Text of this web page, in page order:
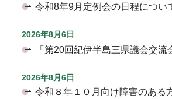
令和8年9月定例会の日程につい
2026年8月6日
「第20回紀伊半島三県議会交
2026年8月6日
令和８年１０月向け障害のある